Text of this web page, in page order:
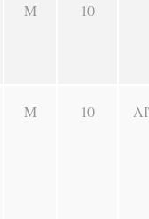
M 10
M 10